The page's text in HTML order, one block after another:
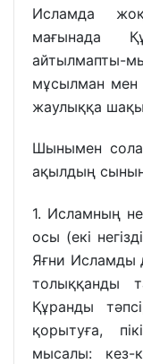
Исламда
мағынада
мұсылман мен
жаулыққа
Шынымен
ақылдың
1. Исламның
осы (екі
Яғни Исламды
толыққанды
Құранды
қорытуға,
мысалы: кез-